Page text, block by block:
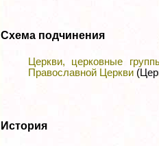
Схема подчинения
Церкви, церковные
Православной Церкви
История